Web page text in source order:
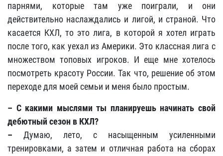
парнями, которые там уже поиграли, и они
действительно наслаждались и лигой, и страной. Что
касается КХЛ, то это лига, в которой я хотел играть
после того, как уехал из Америки. Это классная лига с
множеством топовых игроков. И еще мне хотелось
посмотреть красоту России. Так что, решение об этом
переходе для моей семьи и меня было простым.
– С какими мыслями ты планируешь начинать свой
дебютный сезон в КХЛ?
– Думаю, лето, с насыщенным усиленными
тренировками, а затем и отличная работа на сборах